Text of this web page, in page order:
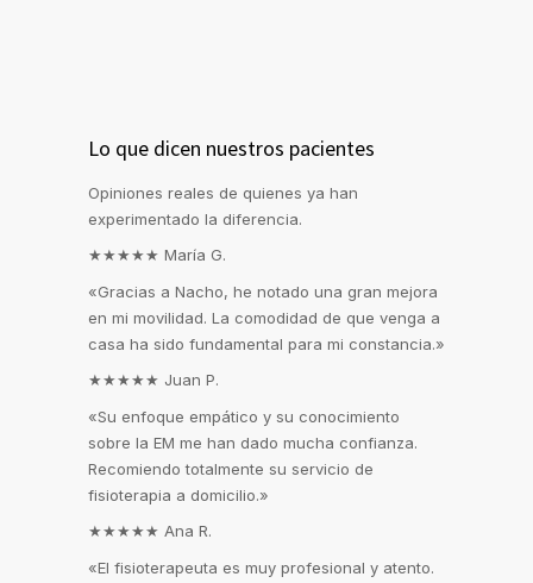
Lo que dicen nuestros pacientes
Opiniones reales de quienes ya han
experimentado la diferencia.
★★★★★ María G.
«Gracias a Nacho, he notado una gran mejora
en mi movilidad. La comodidad de que venga a
casa ha sido fundamental para mi constancia.»
★★★★★ Juan P.
«Su enfoque empático y su conocimiento
sobre la EM me han dado mucha confianza.
Recomiendo totalmente su servicio de
fisioterapia a domicilio.»
★★★★★ Ana R.
«El fisioterapeuta es muy profesional y atento.